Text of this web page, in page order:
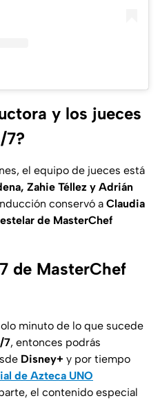
y los jueces
7?
el equipo de jueces está
Zahie Téllez y Adrián
conservó a Claudia
de MasterChef
de MasterChef
minuto de lo que sucede
7, entonces podrás
Disney+ y por tiempo
de Azteca UNO
el contenido especial